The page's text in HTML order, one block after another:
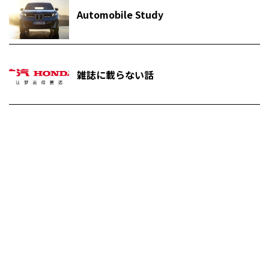
Automobile Study
雑誌に載らない話